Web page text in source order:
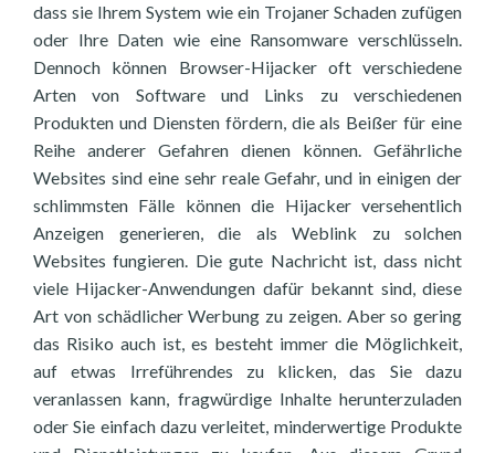
dass sie Ihrem System wie ein Trojaner Schaden zufügen
oder Ihre Daten wie eine Ransomware verschlüsseln.
Dennoch können Browser-Hijacker oft verschiedene
Arten von Software und Links zu verschiedenen
Produkten und Diensten fördern, die als Beißer für eine
Reihe anderer Gefahren dienen können. Gefährliche
Websites sind eine sehr reale Gefahr, und in einigen der
schlimmsten Fälle können die Hijacker versehentlich
Anzeigen generieren, die als Weblink zu solchen
Websites fungieren. Die gute Nachricht ist, dass nicht
viele Hijacker-Anwendungen dafür bekannt sind, diese
Art von schädlicher Werbung zu zeigen. Aber so gering
das Risiko auch ist, es besteht immer die Möglichkeit,
auf etwas Irreführendes zu klicken, das Sie dazu
veranlassen kann, fragwürdige Inhalte herunterzuladen
oder Sie einfach dazu verleitet, minderwertige Produkte